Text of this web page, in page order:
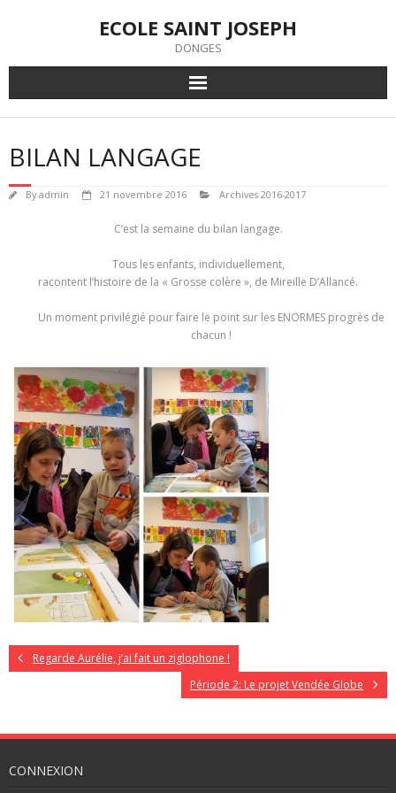
ECOLE SAINT JOSEPH
DONGES
BILAN LANGAGE
Byadmin 21 novembre 2016 Archives 2016-2017
C’est la semaine du bilan langage.
Tous les enfants, individuellement,
racontent l’histoire de la « Grosse colère », de Mireille D’Allancé.
Un moment privilégié pour faire le point sur les ENORMES progrès de
chacun !
Regarde Aurélie, j’ai fait un ziglophone !
Période 2: Le projet Vendée Globe
CONNEXION